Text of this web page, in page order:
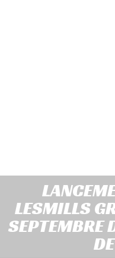
LESMILLS
SEPTEMBRE